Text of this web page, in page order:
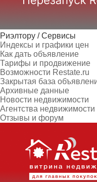
Риэлтору / Сервисы
Индексы и графики цен
Как дать объявление
Тарифы и продвижение
Возможности Restate.ru
Закрытая база
Архивные данные
Новости недвижимости
Агентства недвижимости
Отзывы и форум